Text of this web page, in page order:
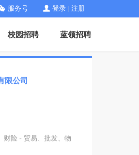
服务号 登录 注册
校园招聘 蓝领招聘
限公司
财险 - 贸易、批发、物